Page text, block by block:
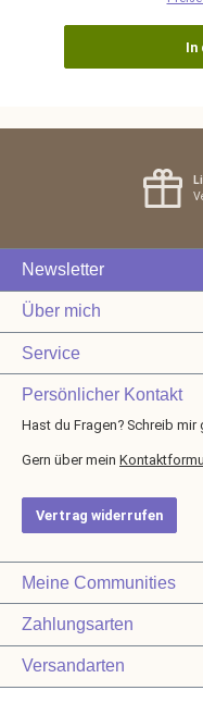
In
Newsletter
Über mich
Service
Persönlicher Kontakt
Hast du Fragen? Schreib mir
Gern über mein
Vertrag widerrufen
Meine Communities
Zahlungsarten
Versandarten